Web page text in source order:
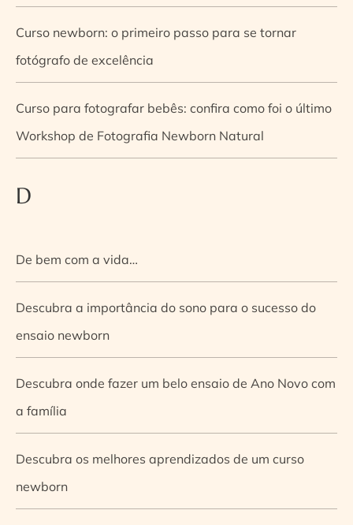
Curso newborn: o primeiro passo para se tornar
fotógrafo de excelência
Curso para fotografar bebês: confira como foi o último
Workshop de Fotografia Newborn Natural
D
De bem com a vida…
Descubra a importância do sono para o sucesso do
ensaio newborn
Descubra onde fazer um belo ensaio de Ano Novo com
a família
Descubra os melhores aprendizados de um curso
newborn